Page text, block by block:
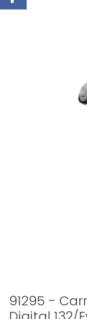
91295 -